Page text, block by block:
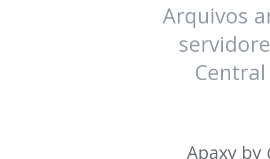
Arquivos
Apaxy by